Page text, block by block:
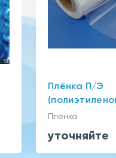
Плёнка П/Э
Плёнка
уточняйте